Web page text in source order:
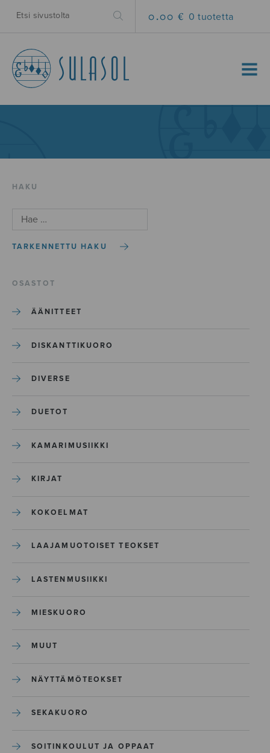
0.00 € 0 tuotetta
MENU
HAKU
TARKENNETTU HAKU
OSASTOT
ÄÄNITTEET
DISKANTTIKUORO
DIVERSE
DUETOT
KAMARIMUSIIKKI
KIRJAT
KOKOELMAT
LAAJAMUOTOISET TEOKSET
LASTENMUSIIKKI
MIESKUORO
MUUT
NÄYTTÄMÖTEOKSET
SEKAKUORO
SOITINKOULUT JA OPPAAT